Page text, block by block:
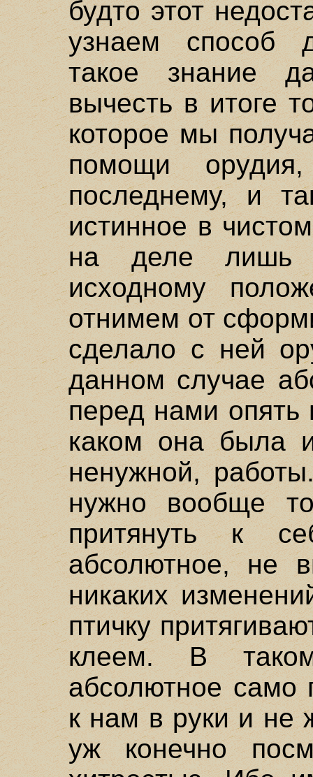
будто этот
узнаем способ
такое знание
вычесть в итоге
которое мы
помощи
последнему, и
истинное в
на деле лишь
исходному
отнимем от
сделало с ней
данном случае
перед нами
каком она была
ненужной,
нужно вообще
притянуть к
абсолютное, не
никаких
птичку
клеем. В
абсолютное
к нам в руки и не
уж конечно